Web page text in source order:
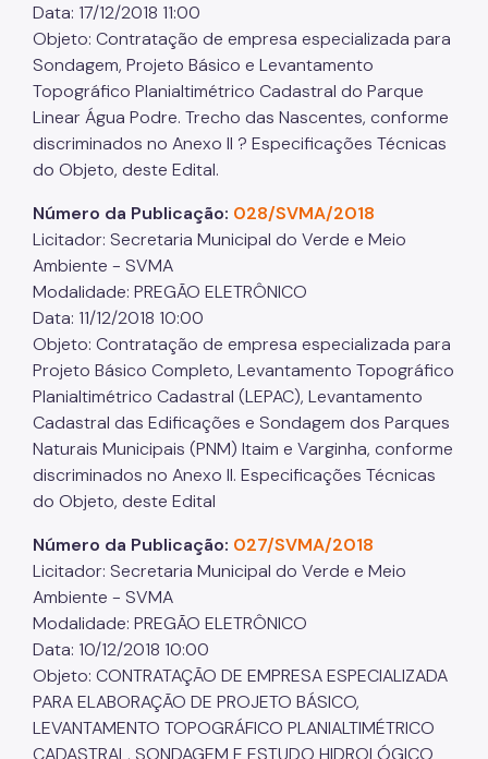
Município VerdeAzul
Resíduos Sólidos
Legislação
Biblioteca
Ouvidoria Geral
Data: 17/12/2018 11:00
Objeto: Contratação de empresa especializada para
Sondagem, Projeto Básico e Levantamento
Topográfico Planialtimétrico Cadastral do Parque
Linear Água Podre. Trecho das Nascentes, conforme
discriminados no Anexo II ? Especificações Técnicas
do Objeto, deste Edital.
Número da Publicação: 028/SVMA/2018
Licitador: Secretaria Municipal do Verde e Meio
Ambiente - SVMA
Modalidade: PREGÃO ELETRÔNICO
Data: 11/12/2018 10:00
Objeto: Contratação de empresa especializada para
Projeto Básico Completo, Levantamento Topográfico
Planialtimétrico Cadastral (LEPAC), Levantamento
Cadastral das Edificações e Sondagem dos Parques
Naturais Municipais (PNM) Itaim e Varginha, conforme
discriminados no Anexo II. Especificações Técnicas
do Objeto, deste Edital
Número da Publicação: 027/SVMA/2018
Licitador: Secretaria Municipal do Verde e Meio
Ambiente - SVMA
Modalidade: PREGÃO ELETRÔNICO
Data: 10/12/2018 10:00
Objeto: CONTRATAÇÃO DE EMPRESA ESPECIALIZADA
PARA ELABORAÇÃO DE PROJETO BÁSICO,
LEVANTAMENTO TOPOGRÁFICO PLANIALTIMÉTRICO
CADASTRAL, SONDAGEM E ESTUDO HIDROLÓGICO